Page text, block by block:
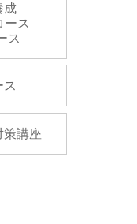
成
ス
ス
策講座